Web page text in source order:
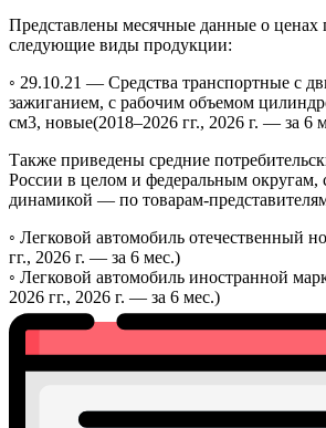
Представлены месячные данные о ценах
следующие виды продукции:
◦ 29.10.21 — Средства транспортные с
зажиганием, с рабочим объемом
см3, новые(2018–2026 гг., 2026 г. — за 6
Также приведены средние
России в целом и федеральным округам,
динамикой — по товарам-
◦ Легковой автомобиль отечественный
гг., 2026 г. — за 6 мес.)
◦ Легковой автомобиль иностранной
2026 гг., 2026 г. — за 6 мес.)